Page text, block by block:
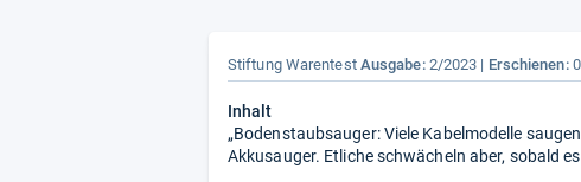
automatisch
sich
mit
Stiftung Warentest Ausgabe: 2/2023 Erschienen:
Inhalt
„Bodenstaubsauger: Viele Kabelmodelle
Akkusauger. Etliche schwächeln aber, sobald